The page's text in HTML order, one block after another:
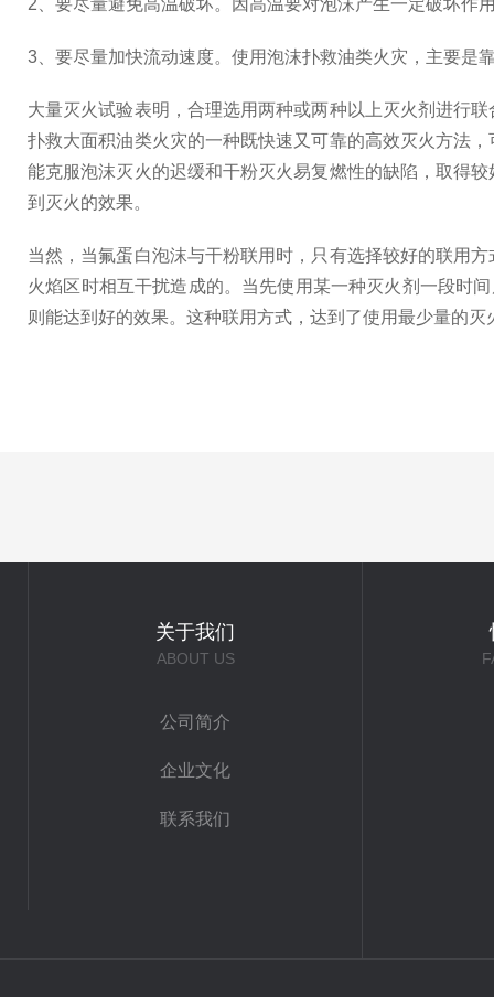
2、要尽量避免高温破坏。因高温要对泡沫产生一定破坏作
3、要尽量加快流动速度。使用泡沫扑救油类火灾，主要是
大量灭火试验表明，合理选用两种或两种以上灭火剂进行
扑救大面积油类火灾的一种既快速又可靠的高效灭火方法
能克服泡沫灭火的迟缓和干粉灭火易复燃性的缺陷，取得
到灭火的效果。
当然，当氟蛋白泡沫与干粉联用时，只有选择较好的联用
火焰区时相互干扰造成的。当先使用某一种灭火剂一段时
则能达到好的效果。这种联用方式，达到了使用最少量的灭
关于我们
ABOUT US
公司简介
企业文化
联系我们